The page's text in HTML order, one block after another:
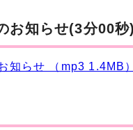
お知らせ(3分00秒)
知らせ （mp3 1.4MB）